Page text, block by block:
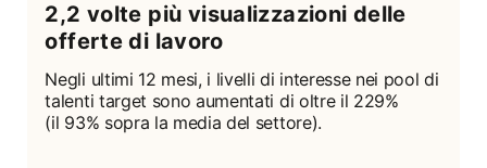
2,2 volte più visualizzazioni delle
offerte di lavoro
Negli ultimi 12 mesi, i livelli di interesse nei pool di
talenti target sono aumentati di oltre il 229%
(il 93% sopra la media del settore).